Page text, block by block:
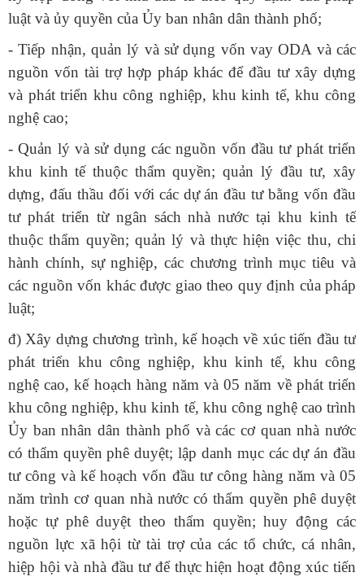
luật và ủy quyền của Ủy ban nhân dân thành phố;
- Tiếp nhận, quản lý và sử dụng vốn vay ODA và các
nguồn vốn tài trợ hợp pháp khác để đầu tư xây dựng
và phát triển khu công nghiệp, khu kinh tế, khu công
nghệ cao;
- Quản lý và sử dụng các nguồn vốn đầu tư phát triển
khu kinh tế thuộc thẩm quyền; quản lý đầu tư, xây
dựng, đấu thầu đối với các dự án đầu tư bằng vốn đầu
tư phát triển từ ngân sách nhà nước tại khu kinh tế
thuộc thẩm quyền; quản lý và thực hiện việc thu, chi
hành chính, sự nghiệp, các chương trình mục tiêu và
các nguồn vốn khác được giao theo quy định của pháp
luật;
đ) Xây dựng chương trình, kế hoạch về xúc tiến đầu tư
phát triển khu công nghiệp, khu kinh tế, khu công
nghệ cao, kế hoạch hàng năm và 05 năm về phát triển
khu công nghiệp, khu kinh tế, khu công nghệ cao trình
Ủy ban nhân dân thành phố và các cơ quan nhà nước
có thẩm quyền phê duyệt; lập danh mục các dự án đầu
tư công và kế hoạch vốn đầu tư công hàng năm và 05
năm trình cơ quan nhà nước có thẩm quyền phê duyệt
hoặc tự phê duyệt theo thẩm quyền; huy động các
nguồn lực xã hội từ tài trợ của các tổ chức, cá nhân,
hiệp hội và nhà đầu tư để thực hiện hoạt động xúc tiến